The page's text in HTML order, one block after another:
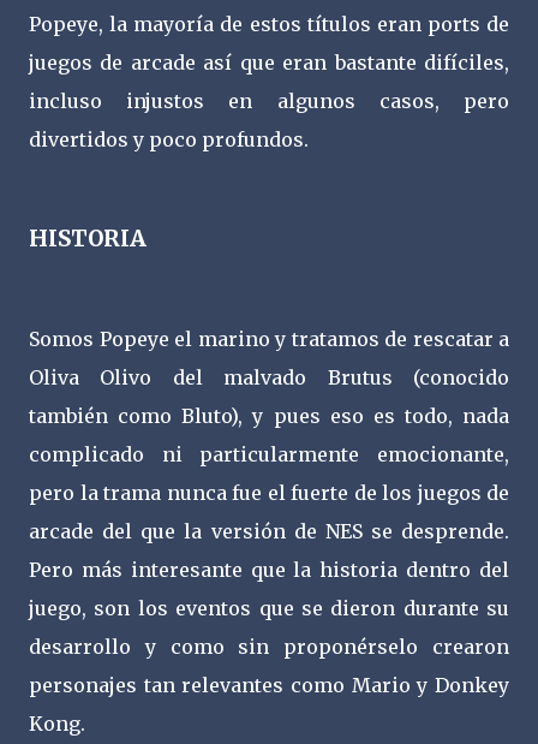
Popeye, la mayoría de estos títulos eran ports de
juegos de arcade así que eran bastante difíciles,
incluso injustos en algunos casos, pero
divertidos y poco profundos.
HISTORIA
Somos Popeye el marino y tratamos de rescatar a
Oliva Olivo del malvado Brutus (conocido
también como Bluto), y pues eso es todo, nada
complicado ni particularmente emocionante,
pero la trama nunca fue el fuerte de los juegos de
arcade del que la versión de NES se desprende.
Pero más interesante que la historia dentro del
juego, son los eventos que se dieron durante su
desarrollo y como sin proponérselo crearon
personajes tan relevantes como Mario y Donkey
Kong.